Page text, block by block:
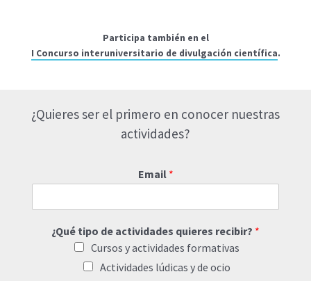
Participa también en el
I Concurso interuniversitario de divulgación científica.
¿Quieres ser el primero en conocer nuestras
actividades?
Email *
¿Qué tipo de actividades quieres recibir? *
Cursos y actividades formativas
Actividades lúdicas y de ocio